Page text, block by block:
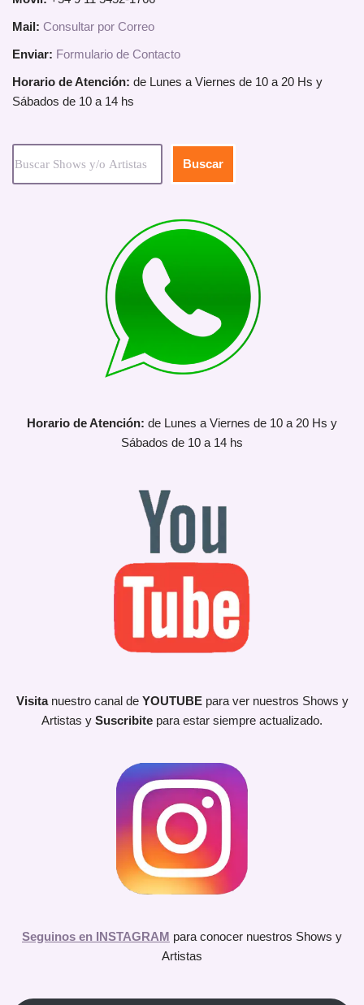
Mail: Consultar por Correo
Enviar: Formulario de Contacto
Horario de Atención: de Lunes a Viernes de 10 a 20 Hs y
Sábados de 10 a 14 hs
Buscar
Horario de Atención: de Lunes a Viernes de 10 a 20 Hs y
Sábados de 10 a 14 hs
Visita nuestro canal de YOUTUBEpara ver nuestros Shows y
Artistas y Suscribite para estar siempre actualizado.
Seguinos en INSTAGRAM para conocer nuestros Shows y
Artistas